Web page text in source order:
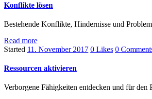
Konflikte lösen
Bestehende Konflikte, Hindernisse und
Read more
Started 11. November 2017 0 Likes 0
Ressourcen aktivieren
Verborgene Fähigkeiten entdecken und für den